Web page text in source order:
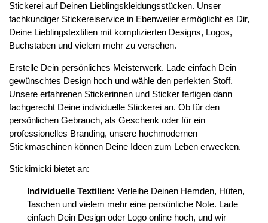
Stickerei auf Deinen Lieblingskleidungsstücken. Unser
fachkundiger Stickereiservice in Ebenweiler ermöglicht es Dir,
Deine Lieblingstextilien mit komplizierten Designs, Logos,
Buchstaben und vielem mehr zu versehen.
Erstelle Dein persönliches Meisterwerk. Lade einfach Dein
gewünschtes Design hoch und wähle den perfekten Stoff.
Unsere erfahrenen Stickerinnen und Sticker fertigen dann
fachgerecht Deine individuelle Stickerei an. Ob für den
persönlichen Gebrauch, als Geschenk oder für ein
professionelles Branding, unsere hochmodernen
Stickmaschinen können Deine Ideen zum Leben erwecken.
Stickimicki bietet an:
Individuelle Textilien: Verleihe Deinen Hemden, Hüten,
Taschen und vielem mehr eine persönliche Note. Lade
einfach Dein Design oder Logo online hoch, und wir